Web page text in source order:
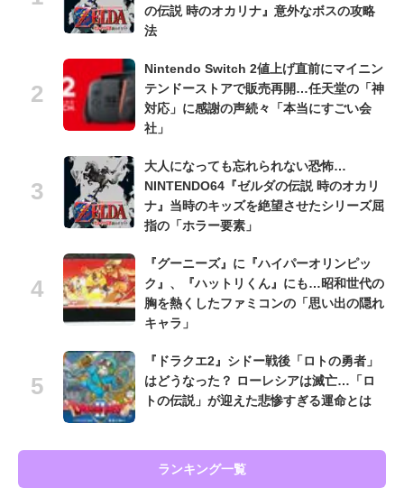
の伝説 時のオカリナ』意外なボスの攻略
法
Nintendo Switch 2値上げ直前にマイニン
テンドーストアで販売再開…任天堂の「神
対応」に感謝の声続々「本当にすごい会
社」
大人になっても忘れられない恐怖…
NINTENDO64『ゼルダの伝説 時のオカリ
ナ』当時のキッズを絶望させたシリーズ屈
指の「ホラー要素」
『グーニーズ』に『ハイパーオリンピッ
ク』、『ハットリくん』にも…昭和世代の
胸を熱くしたファミコンの「思い出の隠れ
キャラ」
『ドラクエ2』シドー戦後「ロトの勇者」
はどうなった？ ローレシアは滅亡…「ロ
トの伝説」が迎えた悲惨すぎる運命とは
ランキング一覧